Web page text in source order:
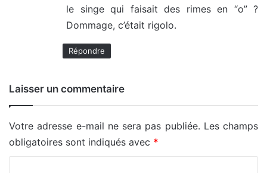
:
le singe qui faisait des rimes en “o” ?
Dommage, c’était rigolo.
Répondre
Laisser un commentaire
Votre adresse e-mail ne sera pas publiée. Les champs
obligatoires sont indiqués avec *